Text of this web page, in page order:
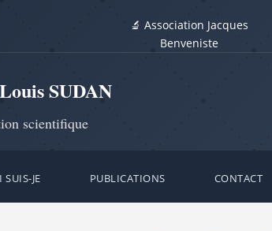
🔬 Association Jacques
Benveniste
SUDAN
scientifique
SUIS-JE PUBLICATIONS CONTACT